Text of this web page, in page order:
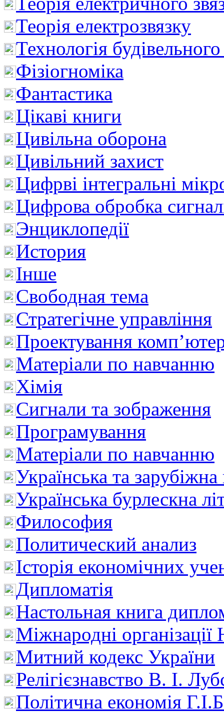
Теорія електрозвязку
Технологія
Фізіогноміка
Фантастика
Цікаві книги
Цивільна оборона
Цивільний захист
Цифрві інтегральні
Цифрова обробка
Энциклопедії
История
Інше
Свободная тема
Стратегічне управління
Проектування
Матеріали по навчанню
Хімія
Сигнали та зображення
Програмування
Матеріали по навчанню
Українська та зарубіжна
Українська бурлескна
Философия
Политический анализ
Історія економічних
Дипломатія
Настольная книга
Міжнародні
Митний кодекс України
Релігієзнавство В. І.
Політична економія